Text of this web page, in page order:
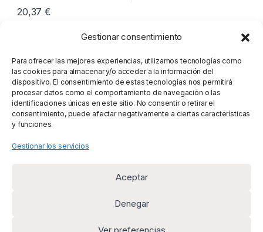
Gestionar consentimiento
Para ofrecer las mejores experiencias, utilizamos tecnologías como
las cookies para almacenar y/o acceder a la información del
dispositivo. El consentimiento de estas tecnologías nos permitirá
procesar datos como el comportamiento de navegación o las
identificaciones únicas en este sitio. No consentir o retirar el
consentimiento, puede afectar negativamente a ciertas características
y funciones.
Gestionar los servicios
Aceptar
Denegar
Ver preferencias
20,37€
Mostrando el único resultado